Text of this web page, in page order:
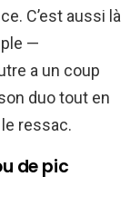
C’est aussi là
—
a un coup
duo tout en
ressac.
de pic